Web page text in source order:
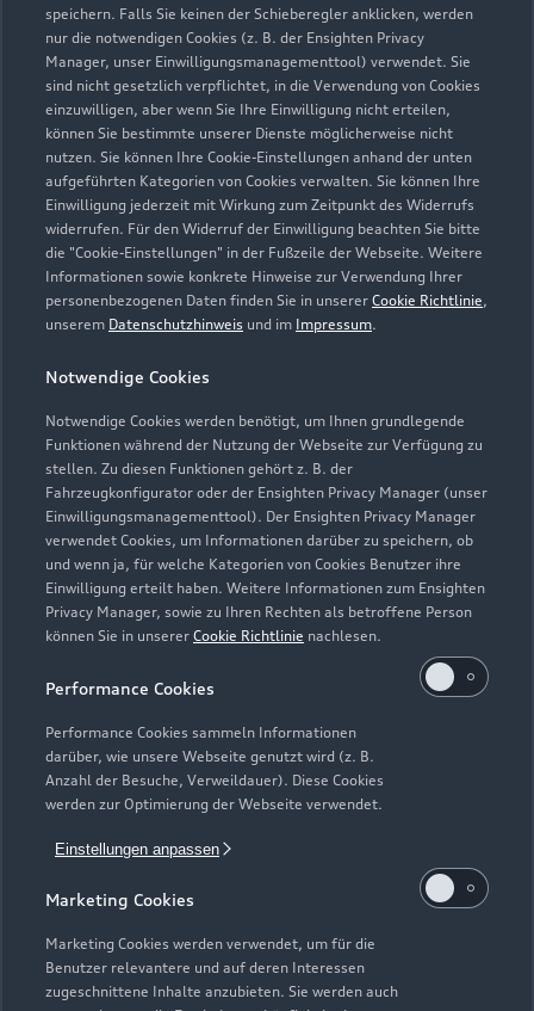
speichern. Falls Sie keinen der Schieberegler anklicken, werden
nur die notwendigen Cookies (z. B. der Ensighten Privacy
Manager, unser Einwilligungsmanagementtool) verwendet. Sie
sind nicht gesetzlich verpflichtet, in die Verwendung von Cookies
einzuwilligen, aber wenn Sie Ihre Einwilligung nicht erteilen,
können Sie bestimmte unserer Dienste möglicherweise nicht
nutzen. Sie können Ihre Cookie-Einstellungen anhand der unten
aufgeführten Kategorien von Cookies verwalten. Sie können Ihre
Einwilligung jederzeit mit Wirkung zum Zeitpunkt des Widerrufs
widerrufen. Für den Widerruf der Einwilligung beachten Sie bitte
die "Cookie-Einstellungen" in der Fußzeile der Webseite. Weitere
Informationen sowie konkrete Hinweise zur Verwendung Ihrer
personenbezogenen Daten finden Sie in unserer Cookie Richtlinie,
unserem Datenschutzhinweis und im Impressum.
Notwendige Cookies
Notwendige Cookies werden benötigt, um Ihnen grundlegende
Funktionen während der Nutzung der Webseite zur Verfügung zu
stellen. Zu diesen Funktionen gehört z. B. der
Fahrzeugkonfigurator oder der Ensighten Privacy Manager (unser
Einwilligungsmanagementtool). Der Ensighten Privacy Manager
verwendet Cookies, um Informationen darüber zu speichern, ob
und wenn ja, für welche Kategorien von Cookies Benutzer ihre
Einwilligung erteilt haben. Weitere Informationen zum Ensighten
Privacy Manager, sowie zu Ihren Rechten als betroffene Person
können Sie in unserer Cookie Richtlinie nachlesen.
Performance Cookies
Performance Cookies sammeln Informationen
darüber, wie unsere Webseite genutzt wird (z. B.
Anzahl der Besuche, Verweildauer). Diese Cookies
werden zur Optimierung der Webseite verwendet.
Einstellungen anpassen
Marketing Cookies
Marketing Cookies werden verwendet, um für die
Benutzer relevantere und auf deren Interessen
zugeschnittene Inhalte anzubieten. Sie werden auch
info@jacobs-alsdorf.de
Kontaktdaten herunterladen
Öffnungszeiten
Service
Geöffnet bis12:00
Teile- & Zubehörverkauf
Geöffnet bis12:00
Zurück nach oben
Modelle
Elektromodelle
Plug-in-Hybride
Neuwagensuche
Gebrauchtwagensuche
Geschäftskunden
Service & Zubehör
Saisonale Angebote
Audi Services
Garantie
Audi digital services
myAudi
Support
Audi Code
Über Audi
Unternehmen
Karriere